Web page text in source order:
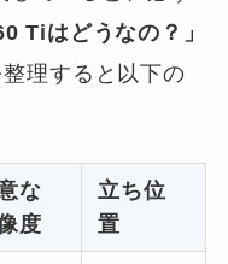
Tiはどうなの？」
理すると以下の
な
度
立ち位
置